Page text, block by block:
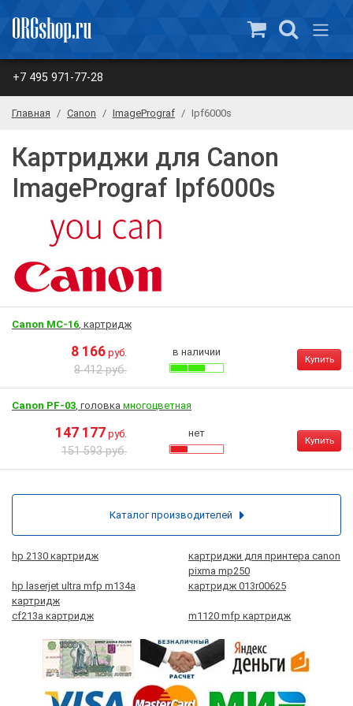
+7 495 971-77-28
Главная Canon ImagePrograf Ipf6000s
Картриджи для Canon
ImagePrograf Ipf6000s
Canon MC-16, картридж
8 166 руб.
8 412 руб.
в наличии
Купить
Canon PF-03, головка многоцветная
147 177 руб.
151 593 руб.
нет
Купить
hp 2130 картридж
картриджи для принтера canon
pixma mp250
hp laserjet ultra mfp m134a
картридж
картридж 013r00625
cf213a картридж m1120 mfp картридж